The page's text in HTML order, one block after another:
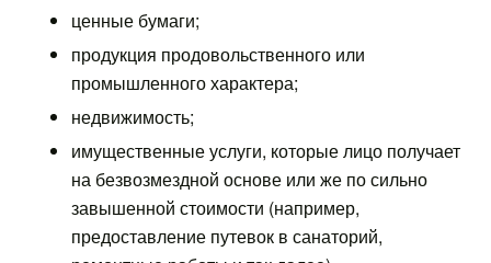
ценные бумаги;
продукция продовольственного или
промышленного характера;
недвижимость;
имущественные услуги, которые лицо получает
на безвозмездной основе или же по сильно
завышенной стоимости (например,
предоставление путевок в санаторий,